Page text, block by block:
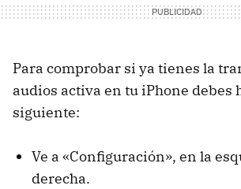
Para comprobar si ya tienes la
audios activa en tu iPhone debes
siguiente:
Ve a «Configuración», en la
derecha.